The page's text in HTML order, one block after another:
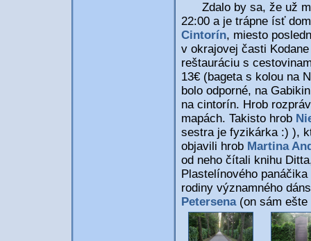
Zdalo by sa, že už
22:00 a je trápne ísť
Cintorín, miesto
v okrajovej časti
reštauráciu s
13€ (bageta s kolou na
bolo odporné, na
na cintorín. Hrob
mapách. Takisto hrob
sestra je fyzikárka :) ),
objavili hrob Martina
od neho čítali knihu
Plastelínového
rodiny významného
Petersena(on sám ešte